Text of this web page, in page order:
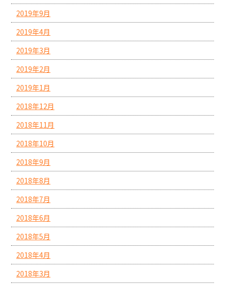
2019年9月
2019年4月
2019年3月
2019年2月
2019年1月
2018年12月
2018年11月
2018年10月
2018年9月
2018年8月
2018年7月
2018年6月
2018年5月
2018年4月
2018年3月